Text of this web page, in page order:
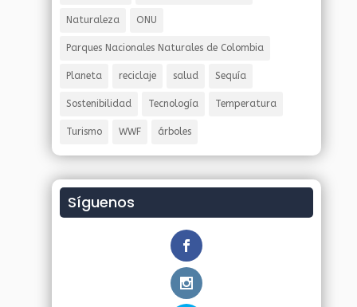
Naturaleza ONU
Parques Nacionales Naturales de Colombia
Planeta reciclaje salud Sequía
Sostenibilidad Tecnología Temperatura
Turismo WWF árboles
Síguenos